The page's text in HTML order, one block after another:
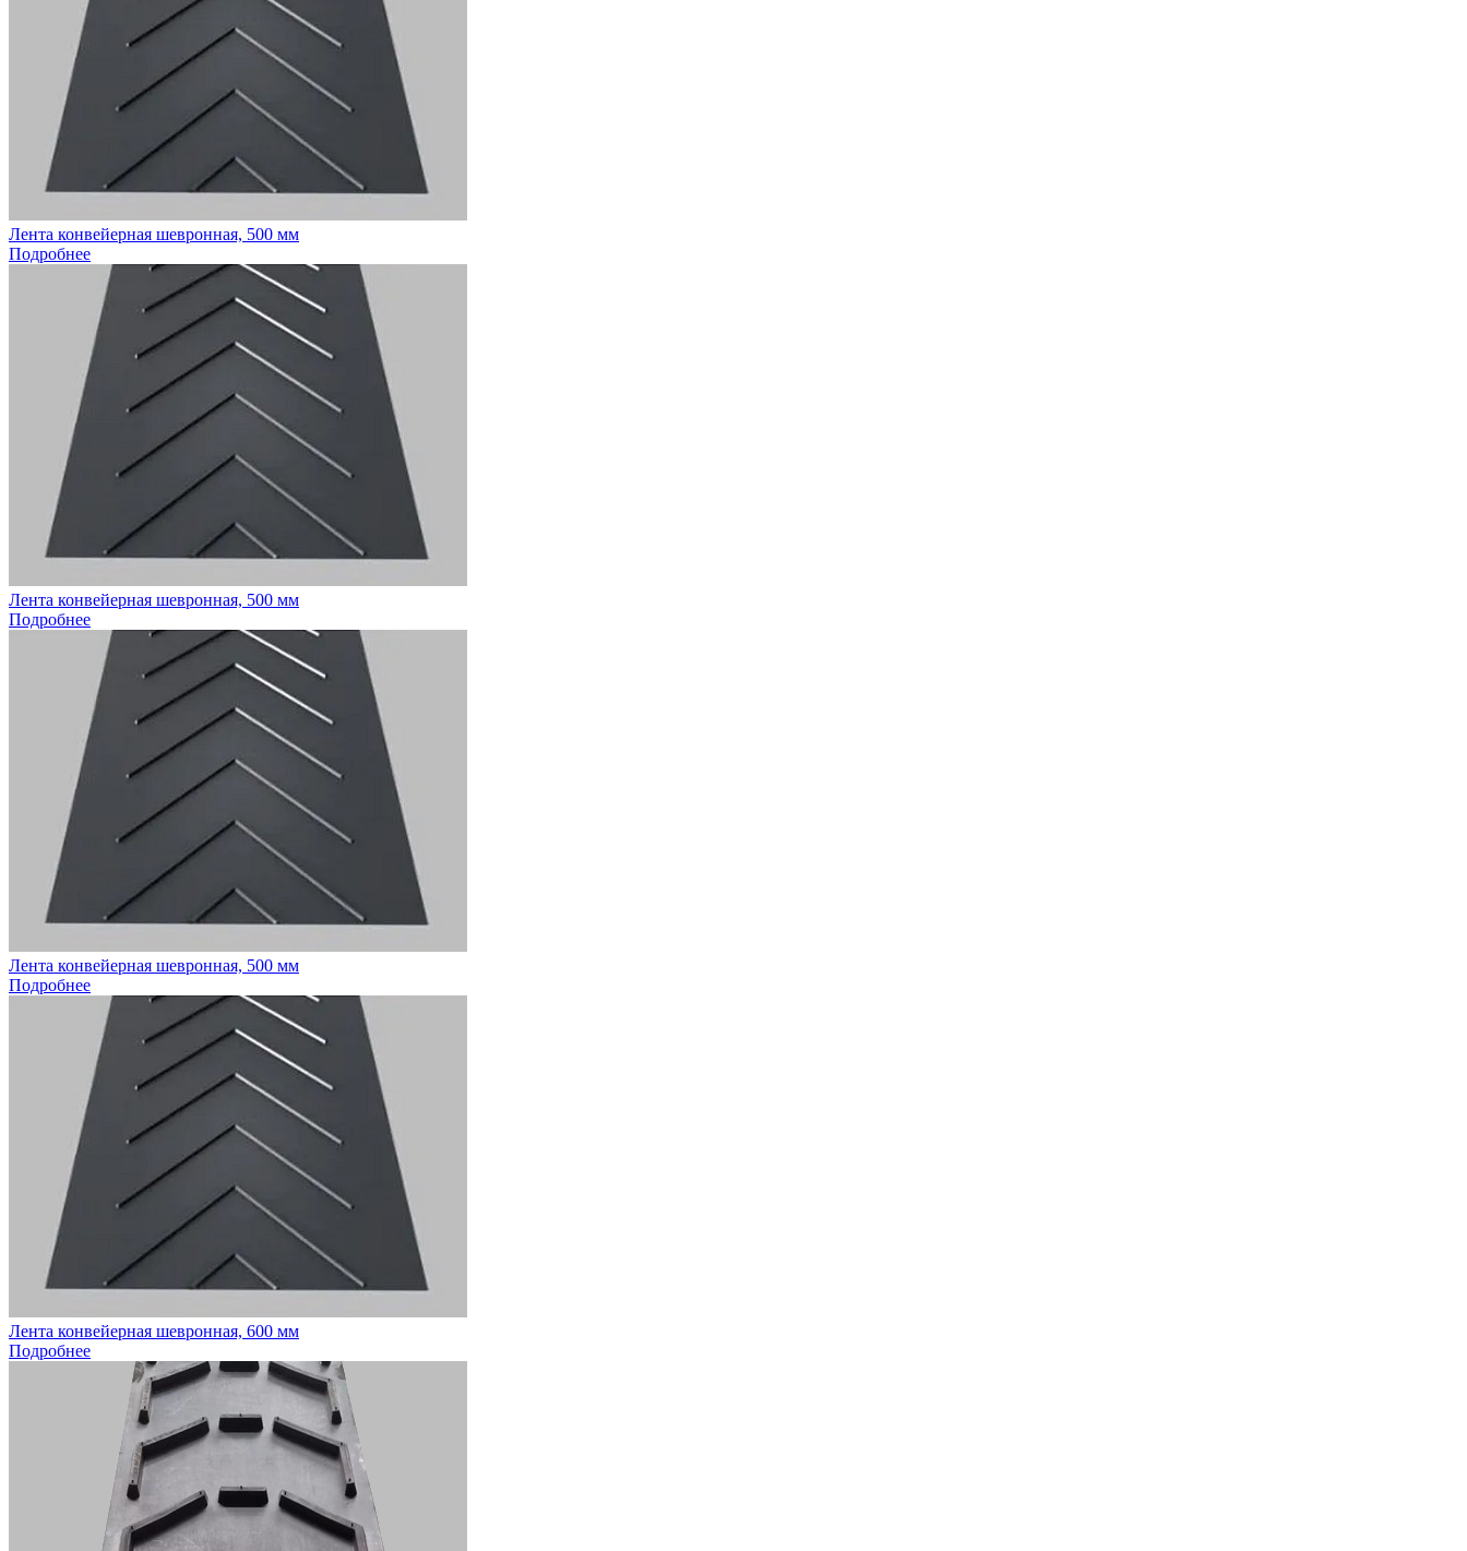
Лента конвейерная шевронная, 500 мм
Подробнее
Лента конвейерная шевронная, 500 мм
Подробнее
Лента конвейерная шевронная, 500 мм
Подробнее
Лента конвейерная шевронная, 600 мм
Подробнее